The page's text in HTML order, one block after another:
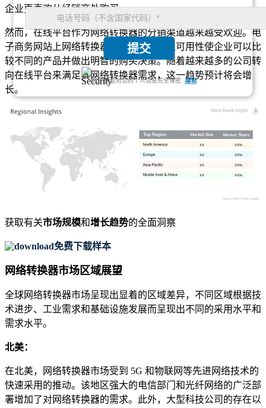
提交
我们保证对您的个人信息完全保密. 隐私
企业更喜欢从经销商处购买。
然而，在线平台作为网络转换器的分销渠道越来越受欢迎。电
子商务网站上网络转换器的便利性和广泛可用性使企业可以比
较不同的产品并做出明智的购买决策。随着越来越多的公司转
向在线平台来满足其网络转换器需求，这一趋势预计将会增
长。
XX%
XX
XX%
XX
XX%
XX
XX%
XX
获取有关市场规模和增长趋势的全面洞察
免费下载样本
网络转换器市场区域展望
全球网络转换器市场呈现出显着的区域差异，不同区域根据技
术进步、工业需求和基础设施发展而呈现出不同的采用水平和
需求水平。
北美：
在北美，网络转换器市场受到 5G 和物联网等先进网络技术的
快速采用的推动。该地区强大的电信部门和光纤网络的广泛部
署增加了对网络转换器的需求。此外，大型科技公司的存在以